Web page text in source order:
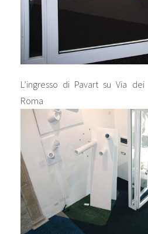
L’ingresso di Pavart su Via
Roma